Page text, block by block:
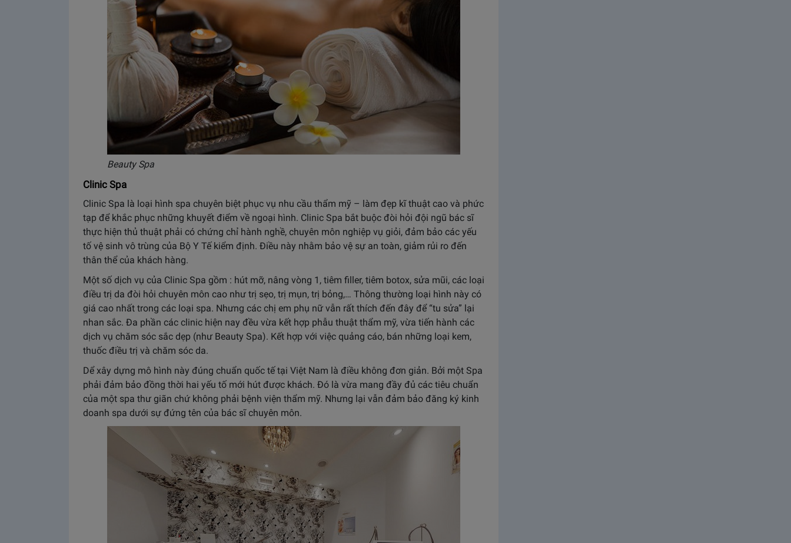
Beauty Spa
Clinic Spa
Clinic Spa là loại hình spa chuyên biệt phục vụ nhu cầu thẩm mỹ – làm đẹp kĩ thuật cao và phức
tạp để khắc phục những khuyết điểm về ngoại hình. Clinic Spa bắt buộc đòi hỏi đội ngũ bác sĩ
thực hiện thủ thuật phải có chứng chỉ hành nghề, chuyên môn nghiệp vụ giỏi, đảm bảo các yếu
tố vệ sinh vô trùng của Bộ Y Tế kiểm định. Điều này nhằm bảo vệ sự an toàn, giảm rủi ro đến
thân thể của khách hàng.
Một số dịch vụ của Clinic Spa gồm : hút mỡ, nâng vòng 1, tiêm filler, tiêm botox, sửa mũi, các loại
điều trị da đòi hỏi chuyên môn cao như trị sẹo, trị mụn, trị bỏng,… Thông thường loại hình này có
giá cao nhất trong các loại spa. Nhưng các chị em phụ nữ vẫn rất thích đến đây để “tu sửa” lại
nhan sắc. Đa phần các clinic hiện nay đều vừa kết hợp phẫu thuật thẩm mỹ, vừa tiến hành các
dịch vụ chăm sóc sắc dẹp (như Beauty Spa). Kết hợp với việc quảng cáo, bán những loại kem,
thuốc điều trị và chăm sóc da.
Dể xây dựng mô hình này đúng chuẩn quốc tế tại Việt Nam là điều không đơn giản. Bởi một Spa
phải đảm bảo đồng thời hai yếu tố mới hút được khách. Đó là vừa mang đầy đủ các tiêu chuẩn
của một spa thư giãn chứ không phải bệnh viện thẩm mỹ. Nhưng lại vẫn đảm bảo đăng ký kinh
doanh spa dưới sự đứng tên của bác sĩ chuyên môn.